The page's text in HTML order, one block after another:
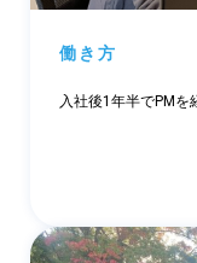
働き方
入社後1年半でPMを